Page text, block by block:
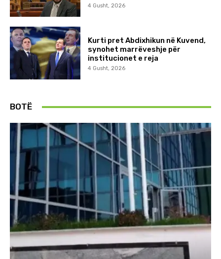
4 Gusht, 2026
Kurti pret Abdixhikun në Kuvend,
synohet marrëveshje për
institucionet e reja
4 Gusht, 2026
BOTË